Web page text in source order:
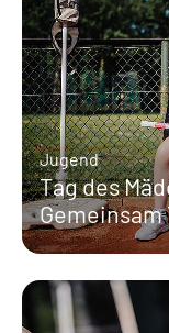
Jugend
Tag des